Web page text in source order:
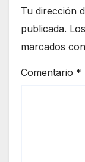
Tu dirección
publicada.
marcados con
Comentario *